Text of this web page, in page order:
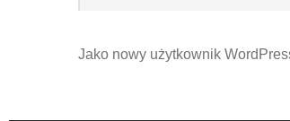
Jako nowy użytkownik